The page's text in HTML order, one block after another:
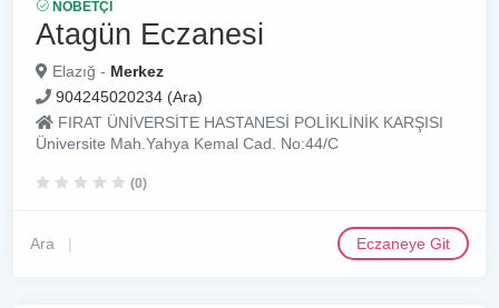
NÖBETÇI
Atagün Eczanesi
Elazığ - Merkez
904245020234 (Ara)
FIRAT ÜNİVERSİTE HASTANESİ POLİKLİNİK KARŞISI
Üniversite Mah.Yahya Kemal Cad. No:44/C
(0)
Ara Eczaneye Git